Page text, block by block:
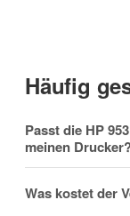
Häufig
Passt die HP
meinen
Was kostet der